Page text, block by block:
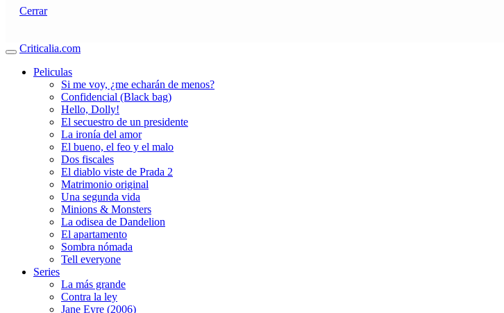
Cerrar
Criticalia.com
Peliculas
Si me voy, ¿me echarán de menos?
Confidencial (Black bag)
Hello, Dolly!
El secuestro de un presidente
La ironía del amor
El bueno, el feo y el malo
Dos fiscales
El diablo viste de Prada 2
Matrimonio original
Una segunda vida
Minions & Monsters
La odisea de Dandelion
El apartamento
Sombra nómada
Tell everyone
Series
La más grande
Contra la ley
Jane Eyre (2006)